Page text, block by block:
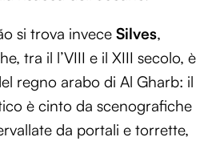
si trova invece Silves,
tra il l’VIII e il XIII secolo, è
regno arabo di Al Gharb: il
è cinto da scenografiche
da portali e torrette,